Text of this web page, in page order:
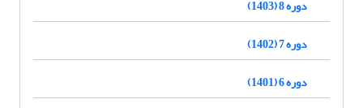
دوره 8 (1403)
دوره 7 (1402)
دوره 6 (1401)